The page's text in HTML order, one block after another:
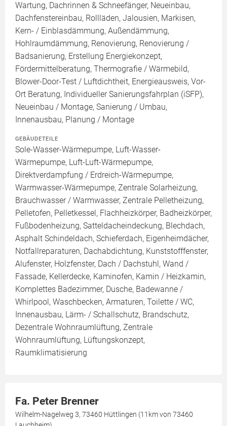
Wartung, Dachrinnen & Schneefänger, Neueinbau,
Dachfenstereinbau, Rollläden, Jalousien, Markisen,
Kern- / Einblasdämmung, Außendämmung,
Hohlraumdämmung, Renovierung, Renovierung /
Badsanierung, Erstellung Energiekonzept,
Fördermittelberatung, Thermografie / Wärmebild,
Blower-Door-Test / Luftdichtheit, Energieausweis, Vor-
Ort Beratung, Individueller Sanierungsfahrplan (iSFP),
Neueinbau / Montage, Sanierung / Umbau,
Innenausbau, Planung / Montage
GEBÄUDETEILE
Sole-Wasser-Wärmepumpe, Luft-Wasser-
Wärmepumpe, Luft-Luft-Wärmepumpe,
Direktverdampfung / Erdreich-Wärmepumpe,
Warmwasser-Wärmepumpe, Zentrale Solarheizung,
Brauchwasser / Warmwasser, Zentrale Pelletheizung,
Pelletofen, Pelletkessel, Flachheizkörper, Badheizkörper,
Fußbodenheizung, Satteldacheindeckung, Blechdach,
Asphalt Schindeldach, Schieferdach, Eigenheimdächer,
Notfallreparaturen, Dachabdichtung, Kunststofffenster,
Alufenster, Holzfenster, Dach / Dachstuhl, Wand /
Fassade, Kellerdecke, Kaminofen, Kamin / Heizkamin,
Komplettes Badezimmer, Dusche, Badewanne /
Whirlpool, Waschbecken, Armaturen, Toilette / WC,
Innenausbau, Lärm- / Schallschutz, Brandschutz,
Dezentrale Wohnraumlüftung, Zentrale
Wohnraumlüftung, Lüftungskonzept,
Raumklimatisierung
Fa. Peter Brenner
Wilhelm-Nagelweg 3, 73460 Hüttlingen (11km von 73460